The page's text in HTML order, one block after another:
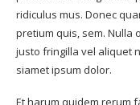
ridiculus mus. Donec
pretium quis, sem. Nulla
justo fringilla vel aliquet
siamet ipsum dolor.
Et harum quidem rerum